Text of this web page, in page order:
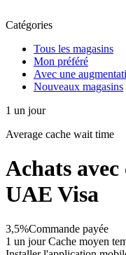
Catégories
Tous les magasins
Mon préféré
Avec une
Nouveaux magasins
1 un jour
Average cache wait time
Achats avec
UAE Visa
3,5%Commande payée
1 un jour Cache moyen